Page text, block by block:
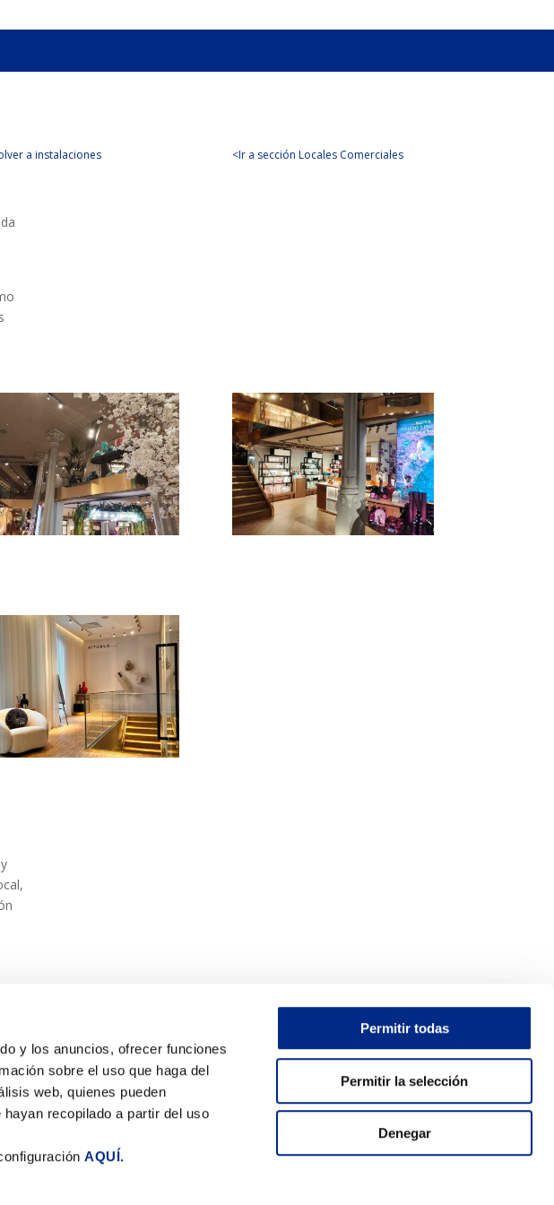
y los anuncios, ofrecer funciones
sobre el uso que haga del
web, quienes pueden
recopilado a partir del uso
AQUÍ.
Permitir todas
Permitir la selección
Denegar
a instalaciones <Ir a sección Locales Comerciales